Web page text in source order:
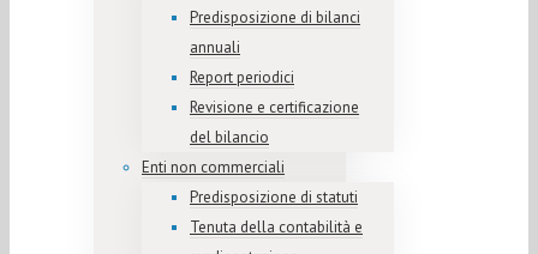
Predisposizione di bilanci
annuali
Report periodici
Revisione e certificazione
del bilancio
Enti non commerciali
Predisposizione di statuti
Tenuta della contabilità e